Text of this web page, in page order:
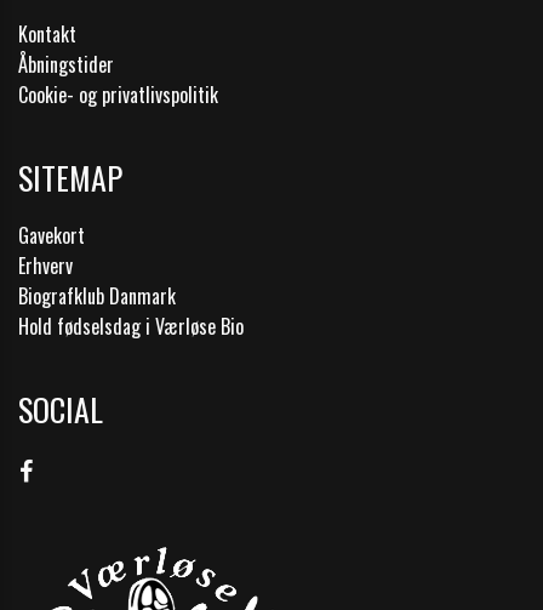
Kontakt
Åbningstider
Cookie- og privatlivspolitik
SITEMAP
Gavekort
Erhverv
Biografklub Danmark
Hold fødselsdag i Værløse Bio
SOCIAL